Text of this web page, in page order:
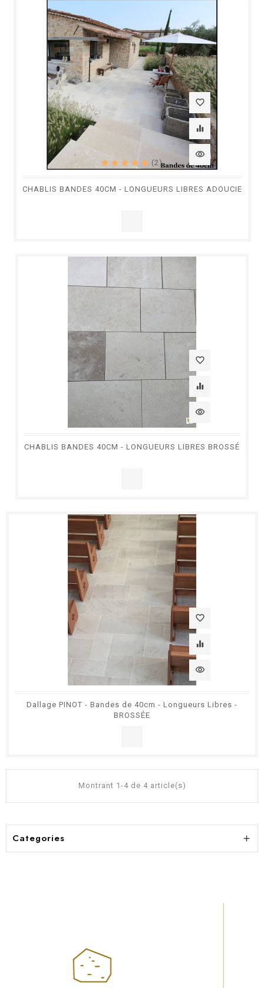
favorite_border
equalizer
visibility
(2)
CHABLIS BANDES 40CM - LONGUEURS LIBRES ADOUCIE
favorite_border
equalizer
visibility
CHABLIS BANDES 40CM - LONGUEURS LIBRES BROSSÉ
favorite_border
equalizer
visibility
Dallage PINOT - Bandes de 40cm - Longueurs Libres -
BROSSÉE
Montrant 1-4 de 4 article(s)
Categories 